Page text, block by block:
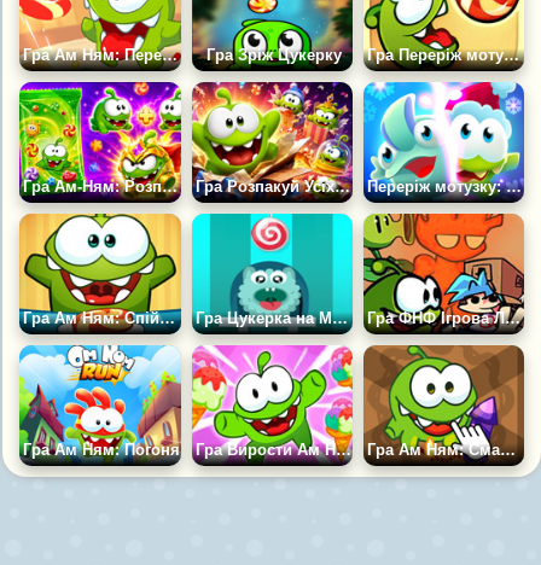
Гра Ам Ням: Переріж мотузку 2 Гра Зріж Цукерку Гра Переріж мотузку
Гра Ам-Ням: Розпаковуй і З’єднуй Гра Розпакуй Усіх Ам Ням: Уся Колекція Переріж мотузку: Магія
Гра Ам Ням: Спіймай Цукерку Гра Цукерка на Мотузці Гра ФНФ Ігрова Лихоманка
Гра Ам Ням: Погоня Гра Вирости Ам Няма: Еволюція Гра Ам Ням: Смачний Клікер